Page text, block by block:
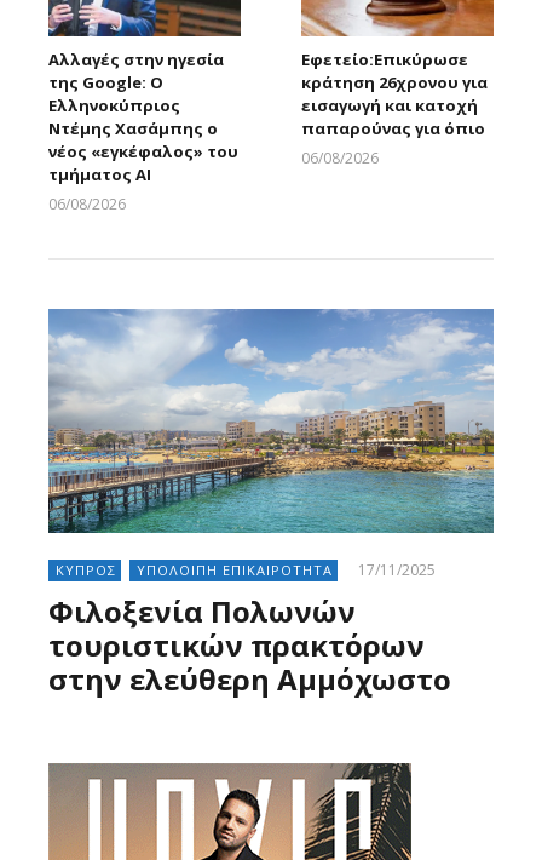
Αλλαγές στην ηγεσία
της Google: Ο
Ελληνοκύπριος
Ντέμης Χασάμπης ο
νέος «εγκέφαλος» του
τμήματος AI
06/08/2026
Εφετείο:Eπικύρωσε
κράτηση 26χρονου για
εισαγωγή και κατοχή
παπαρούνας για όπιο
06/08/2026
ΚΥΠΡΟΣ ΥΠΟΛΟΙΠΗ ΕΠΙΚΑΙΡΟΤΗΤΑ 17/11/2025
Φιλοξενία Πολωνών
τουριστικών πρακτόρων
στην ελεύθερη Αμμόχωστο